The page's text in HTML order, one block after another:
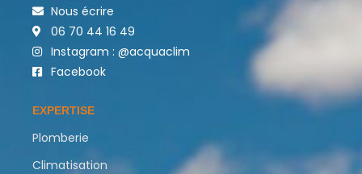
Nous écrire
06 70 44 16 49
Instagram : @acquaclim
Facebook
EXPERTISE
Plomberie
Climatisation